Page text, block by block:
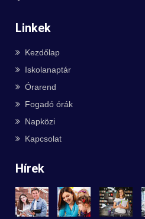
Linkek
Kezdőlap
Iskolanaptár
Órarend
Fogadó órák
Napközi
Kapcsolat
Hírek